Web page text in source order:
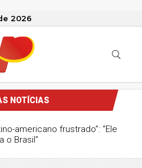
2026
NOTÍCIAS
americano frustrado”: “Ele
o Brasil”